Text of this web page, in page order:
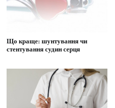
Що краще: шунтування чи
стентування судин серця